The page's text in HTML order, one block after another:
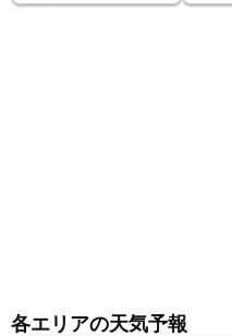
各エリアの天気予報